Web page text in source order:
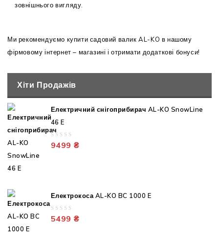
зовнішнього вигляду.
Ми рекомендуємо купити садовий валик AL-KO в нашому
фірмовому інтернет – магазині і отримати додаткові бонуси!
Хіти Продажів
Електричний снігоприбирач AL-KO SnowLine
46 E
0
9499 ₴
Електрокоса AL-KO BC 1000 E
0
5499 ₴